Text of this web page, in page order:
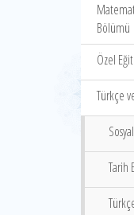
Bölümü
Özel
Türkçe
Tarih